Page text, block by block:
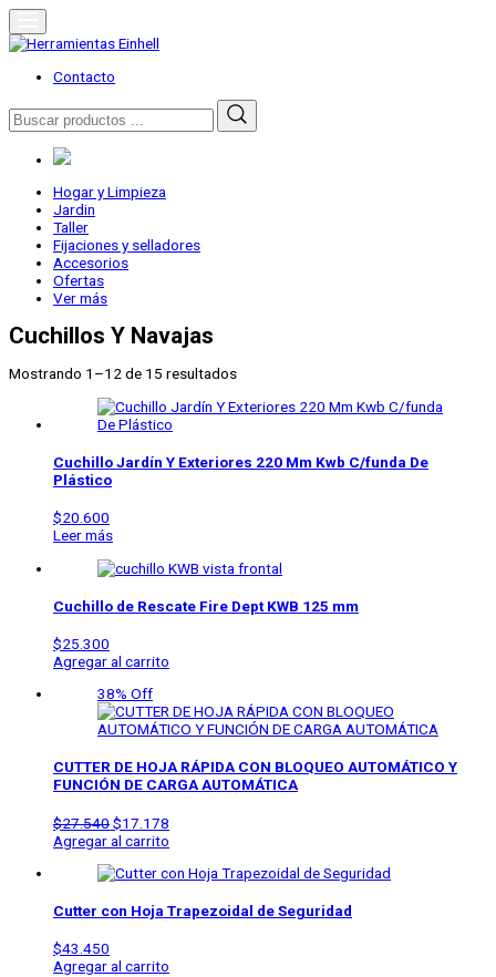
Skip
to
content
Herramientas Einhell
Distribuidor Oficial
Contacto
Buscar
por:
Hogar y Limpieza
Jardin
Taller
Fijaciones y selladores
Accesorios
Ofertas
Ver más
Cuchillos Y Navajas
Mostrando 1–12 de 15 resultados
Cuchillo Jardín Y Exteriores 220 Mm Kwb C/funda De
Plástico
$20.600
Leer más
Cuchillo de Rescate Fire Dept KWB 125 mm
$25.300
Agregar al carrito
38% Off
CUTTER DE HOJA RÁPIDA CON BLOQUEO AUTOMÁTICO Y
FUNCIÓN DE CARGA AUTOMÁTICA
$27.540$17.178
Agregar al carrito
Cutter con Hoja Trapezoidal de Seguridad
$43.450
Agregar al carrito